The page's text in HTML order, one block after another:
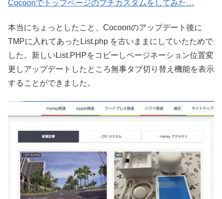
Cocoonでトップページのプチカスタムをしてみた…
本当にちょっとしたこと、Cocoonのアップデート後に
TMPに入れてあったList.php を古いままにしていたためで
した。新しいList.PHPをコピーしページネーション位置変
更しアップデートしたところ無事タブ切り替え機能を表示
することができました。